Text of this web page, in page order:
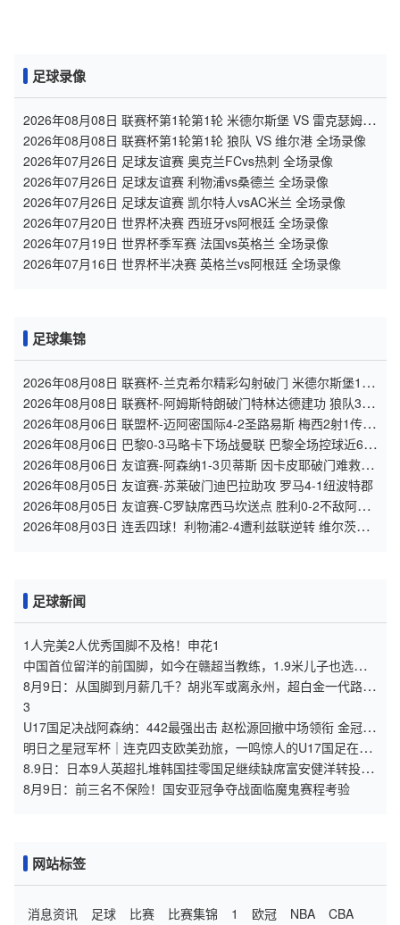
足球录像
2026年08月08日 联赛杯第1轮第1轮 米德尔斯堡 VS 雷克瑟姆
全场录像
2026年08月08日 联赛杯第1轮第1轮 狼队 VS 维尔港 全场录像
2026年07月26日 足球友谊赛 奥克兰FCvs热刺 全场录像
2026年07月26日 足球友谊赛 利物浦vs桑德兰 全场录像
2026年07月26日 足球友谊赛 凯尔特人vsAC米兰 全场录像
2026年07月20日 世界杯决赛 西班牙vs阿根廷 全场录像
2026年07月19日 世界杯季军赛 法国vs英格兰 全场录像
2026年07月16日 世界杯半决赛 英格兰vs阿根廷 全场录像
足球集锦
2026年08月08日 联赛杯-兰克希尔精彩勾射破门 米德尔斯堡1-0
雷克瑟姆
2026年08月08日 联赛杯-阿姆斯特朗破门特林达德建功 狼队3-0
维尔港
2026年08月06日 联盟杯-迈阿密国际4-2圣路易斯 梅西2射1传
阿伦助攻戴帽
2026年08月06日 巴黎0-3马略卡下场战曼联 巴黎全场控球近6成
+8射3正未果
2026年08月06日 友谊赛-阿森纳1-3贝蒂斯 因卡皮耶破门难救主
福纳尔斯1射2传
2026年08月05日 友谊赛-苏莱破门迪巴拉助攻 罗马4-1纽波特郡
2026年08月05日 友谊赛-C罗缺席西马坎送点 胜利0-2不敌阿尔
梅里亚
2026年08月03日 连丢四球！利物浦2-4遭利兹联逆转 维尔茨钱
足球新闻
1人完美2人优秀国脚不及格！申花1
中国首位留洋的前国脚，如今在赣超当教练，1.9米儿子也选足
球路
8月9日：从国脚到月薪几千？胡兆军或离永州，超白金一代路在
何方
3
U17国足决战阿森纳：442最强出击 赵松源回撤中场领衔 金冠成
冲锋
明日之星冠军杯｜连克四支欧美劲旅，一鸣惊人的U17国足在上
海收获了什么
8.9日：日本9人英超扎堆韩国挂零国足继续缺席富安健洋转投水
晶宫揭亚洲足球残酷差距
8月9日：前三名不保险！国安亚冠争夺战面临魔鬼赛程考验
网站标签
消息资讯 足球 比赛 比赛集锦 1 欧冠 NBA CBA